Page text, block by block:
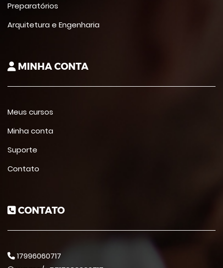
Preparatórios
Arquitetura e Engenharia
MINHA CONTA
Meus cursos
Minha conta
Suporte
Contato
CONTATO
17996060717